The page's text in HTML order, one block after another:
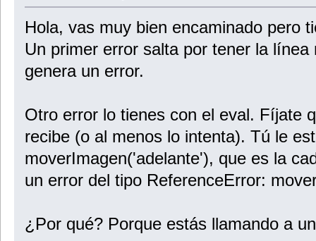
Hola, vas muy bien encaminado pero
Un primer error salta por tener la
genera un error.
Otro error lo tienes con el eval. Fíjate
recibe (o al menos lo intenta). Tú le
moverImagen('adelante'), que es la
un error del tipo ReferenceError:
¿Por qué? Porque estás llamando a